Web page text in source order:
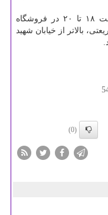
این برنامه امروز شنبه ۱۱ آبان از ساعت ۱۸ تا ۲۰ در فروشگاه
بالاتر از خیابان شهید
(0)